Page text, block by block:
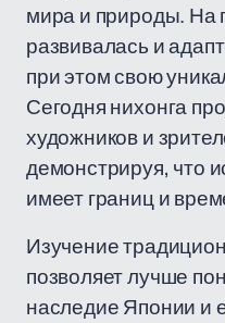
мира и природы. На
развивалась и
при этом свою
Сегодня нихонга
художников и
демонстрируя, что
имеет границ и
Изучение
позволяет лучше
наследие Японии и